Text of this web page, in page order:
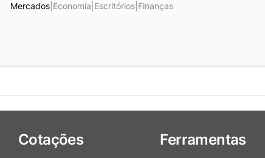
Mercados Economia Escritórios Finanças
Cotações Ferramentas